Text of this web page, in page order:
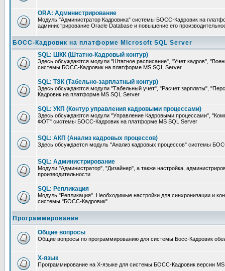
ORA: Администрирование
Модуль "Администратор Кадровика" системы БОСС-Кадровик на
администрирование Oracle Database и повышение его
БОСС-Кадровик на платформе Microsoft SQL Server
SQL: ШКК (Штатно-Кадровый контур)
Здесь обсуждаются модули "Штатное расписание", "Учет кадров",
системы БОСС-Кадровик на платформе MS SQL Server
SQL: ТЗК (Табельно-зарплатный контур)
Здесь обсуждаются модули "Табельный учет", "Расчет зарплаты",
Кадровик на платформе MS SQL Server
SQL: УКП (Контур управления кадровыми процессами)
Здесь обсуждаются модули "Управление Кадровыми процессами",
ФОТ" системы БОСС-Кадровик на платформе MS SQL Server
SQL: АКП (Анализ кадровых процессов)
Здесь обсуждается модуль "Анализ кадровых процессов" системы
SQL: Администрирование
Модули "Администратор", "Дизайнер", а также настройка,
производительности
SQL: Репликация
Модуль "Репликация". Необходимые настройки для синхронизации и
системы "БОСС-Кадровик"
Программирование
Общие вопросы
Общие вопросы по программированию для системы Босс-Кадровик
X-язык
Программирование на X-языке для системы БОСС-Кадровик версии